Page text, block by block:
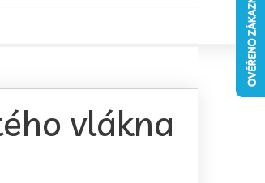
vlákna